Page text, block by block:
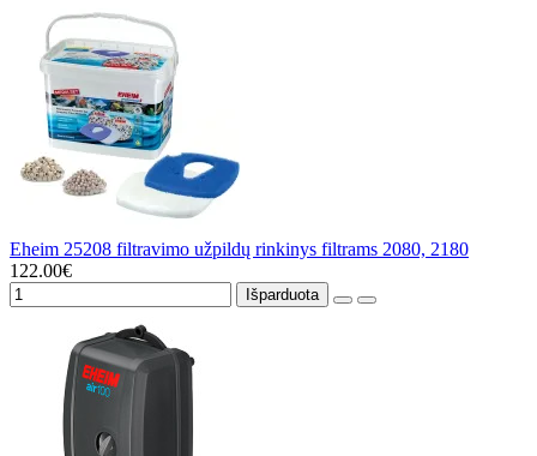
Eheim 25208 filtravimo užpildų rinkinys filtrams 2080, 2180
122.00€
Išparduota